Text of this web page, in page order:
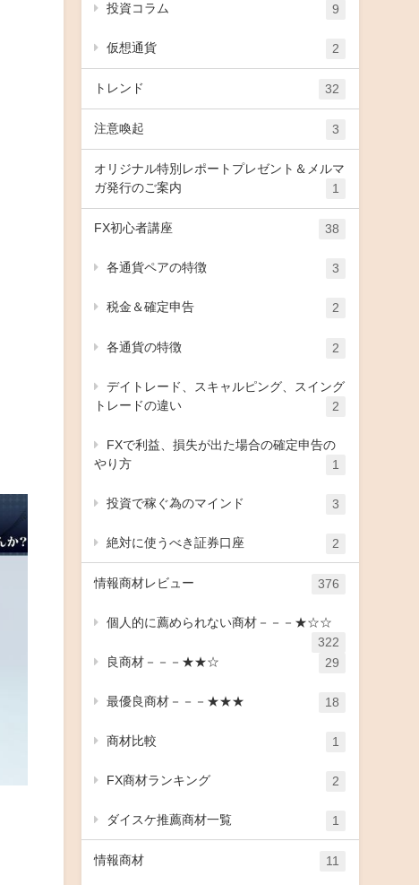
投資コラム 9
仮想通貨 2
トレンド 32
注意喚起 3
オリジナル特別レポートプレゼント＆メルマ
ガ発行のご案内
1
FX初心者講座 38
各通貨ペアの特徴 3
税金＆確定申告 2
各通貨の特徴 2
デイトレード、スキャルピング、スイング
トレードの違い
2
FXで利益、損失が出た場合の確定申告の
やり方
1
投資で稼ぐ為のマインド 3
絶対に使うべき証券口座 2
情報商材レビュー 376
個人的に薦められない商材－－－★☆☆
322
良商材－－－★★☆
29
最優良商材－－－★★★ 18
商材比較 1
FX商材ランキング 2
ダイスケ推薦商材一覧 1
情報商材 11